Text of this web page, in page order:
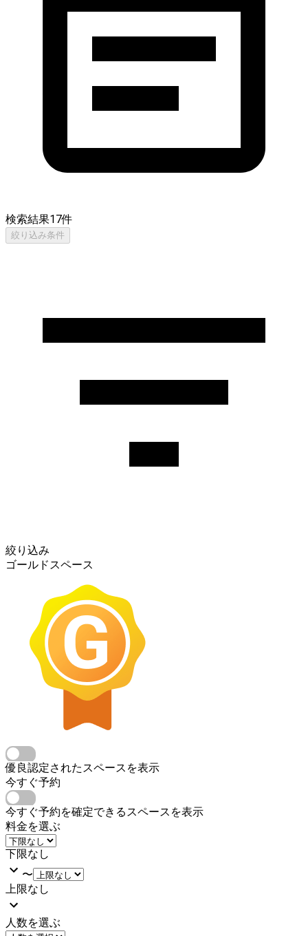
検索結果17件
絞り込み条件
絞り込み
ゴールドスペース
優良認定されたスペースを表示
今すぐ予約
今すぐ予約を確定できるスペースを表示
料金を選ぶ
下限なし
〜
上限なし
人数を選ぶ